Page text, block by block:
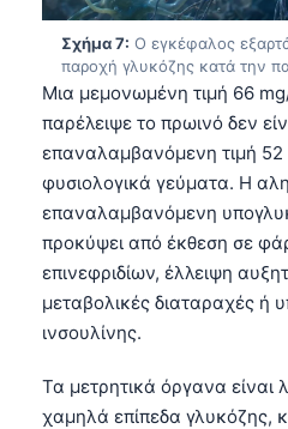
Σχήμα 7: Ο εγκέφαλος
παροχή γλυκόζης κατά την
Μια μεμονωμένη τιμή 66
παρέλειψε το πρωινό δεν
επαναλαμβανόμενη τιμή
φυσιολογικά γεύματα. Η
επαναλαμβανόμενη
προκύψει από έκθεση σε
επινεφριδίων, έλλειψη
μεταβολικές διαταραχές ή
ινσουλίνης.
Τα μετρητικά όργανα είναι
χαμηλά επίπεδα γλυκόζης,
Türkçe
简体中文
فارسی
Български
Dansk
Nederlands
हिन्दी
Bahasa Indonesia
Հայերեն
Íslenska